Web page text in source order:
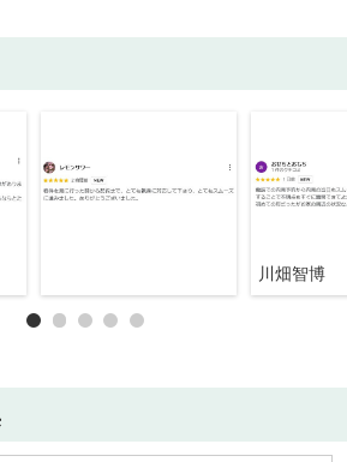
川畑智博